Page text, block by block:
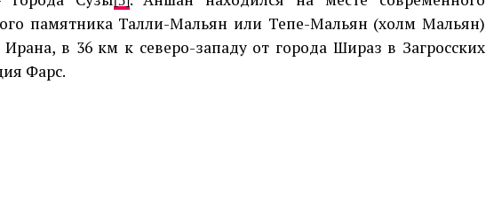
памятника Талли-Мальян или Тепе-Мальян (холм Мальян)
в 36 км к северо-западу от города Шираз в Загросских
Фарс.